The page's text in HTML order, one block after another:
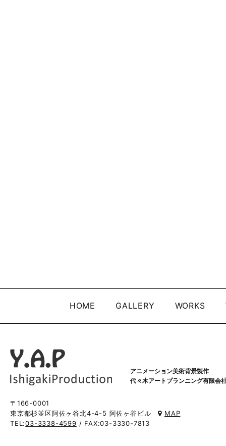
HOME GALLERY WORKS
アニメーション美術背景製作
代々木アートプランニング有限会
〒166-0001
東京都杉並区阿佐ヶ谷北4-4-5 阿佐ヶ谷ビル
MAP
TEL:03-3338-4599 / FAX:03-3330-7813